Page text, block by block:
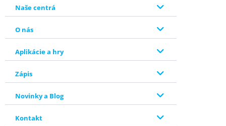
Naše centrá
O nás
Aplikácie a hry
Zápis
Novinky a Blog
Kontakt